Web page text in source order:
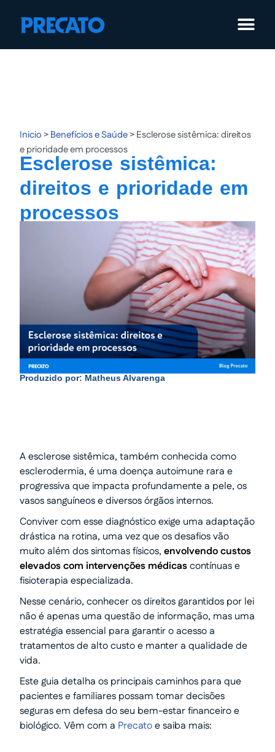
Pular
para
Inicio>Benefícios e Saúde>Esclerose sistêmica: direitos
e prioridade em processos
Esclerose sistêmica:
direitos e prioridade em
processos
Atualização: 25/03/2026
Produzido por: Matheus Alvarenga
A esclerose sistêmica, também conhecida como
esclerodermia, é uma doença autoimune rara e
progressiva que impacta profundamente a pele, os
vasos sanguíneos e diversos órgãos internos.
Conviver com esse diagnóstico exige uma adaptação
drástica na rotina, uma vez que os desafios vão
muito além dos sintomas físicos, envolvendo custos
elevados com intervenções médicascontínuas e
fisioterapia especializada.
Nesse cenário, conhecer os direitos garantidos por lei
não é apenas uma questão de informação, mas uma
estratégia essencial para garantir o acesso a
tratamentos de alto custo e manter a qualidade de
vida.
Este guia detalha os principais caminhos para que
pacientes e familiares possam tomar decisões
seguras em defesa do seu bem-estar financeiro e
biológico. Vêm com a Precatoe saiba mais: